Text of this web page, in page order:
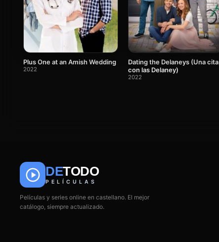
Plus One at an Amish Wedding
2022
Dating the Delaneys (Una cita
con las Delaney)
2022
DETODO
PELÍCULAS
Películas y series online en castellano. El mejor
catálogo, siempre actualizado.